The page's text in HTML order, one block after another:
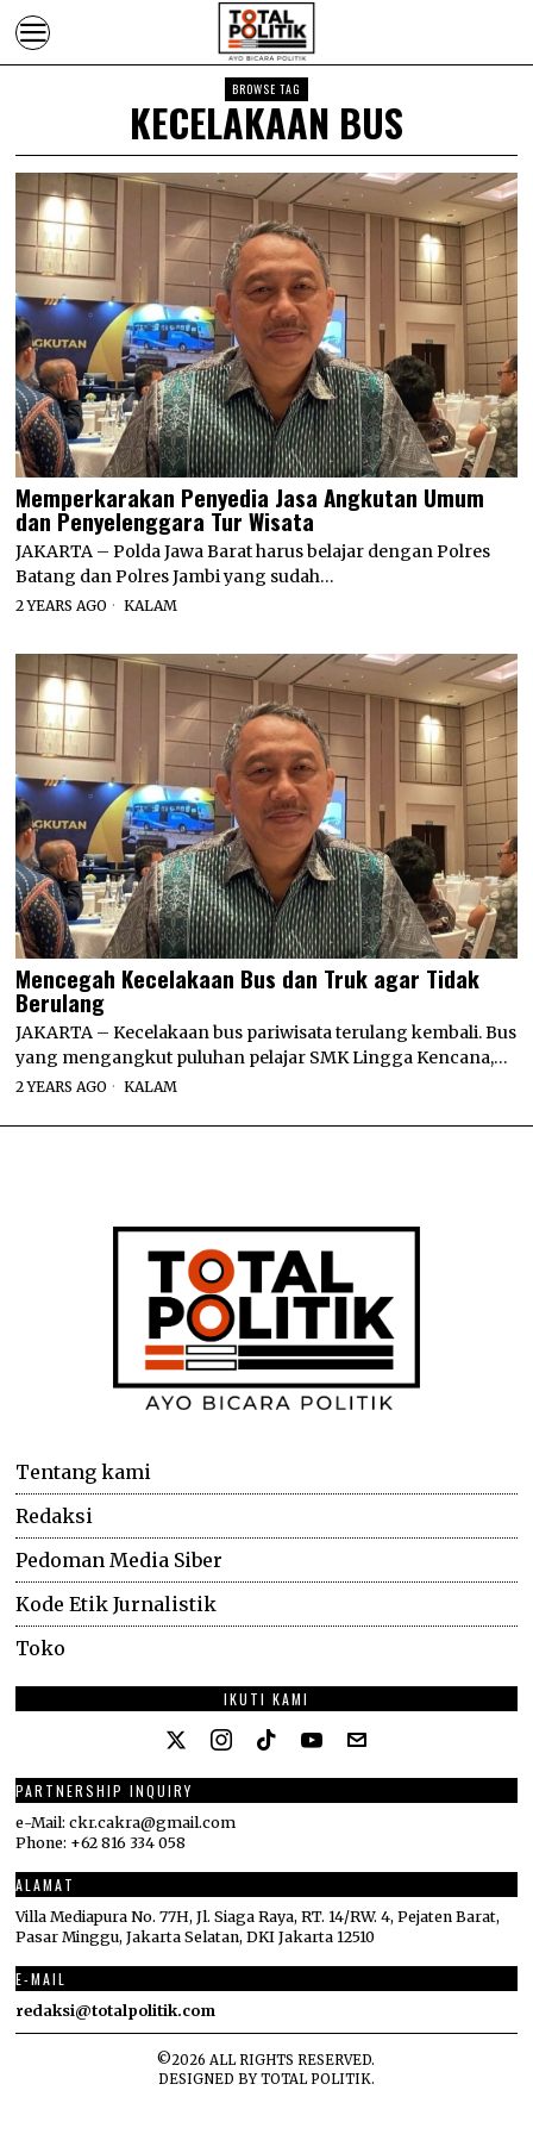
BROWSE TAG
KECELAKAAN BUS
Memperkarakan Penyedia Jasa Angkutan Umum
dan Penyelenggara Tur Wisata
JAKARTA – Polda Jawa Barat harus belajar dengan Polres
Batang dan Polres Jambi yang sudah…
2 YEARS AGO KALAM
Mencegah Kecelakaan Bus dan Truk agar Tidak
Berulang
JAKARTA – Kecelakaan bus pariwisata terulang kembali. Bus
yang mengangkut puluhan pelajar SMK Lingga Kencana,…
2 YEARS AGO KALAM
Tentang kami
Redaksi
Pedoman Media Siber
Kode Etik Jurnalistik
Toko
IKUTI KAMI
PARTNERSHIP INQUIRY
e-Mail: ckr.cakra@gmail.com
Phone: +62 816 334 058
ALAMAT
Villa Mediapura No. 77H, Jl. Siaga Raya, RT. 14/RW. 4, Pejaten Barat,
Pasar Minggu, Jakarta Selatan, DKI Jakarta 12510
E-MAIL
redaksi@totalpolitik.com
©2026 ALL RIGHTS RESERVED.
DESIGNED BYTOTAL POLITIK.